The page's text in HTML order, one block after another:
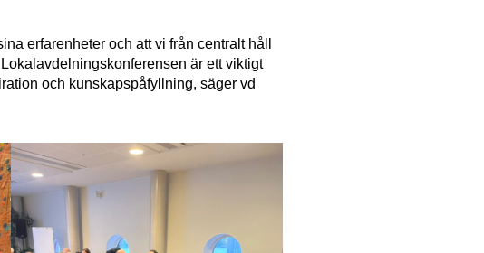
erfarenheter och att vi från centralt håll
är ett viktigt
och kunskapspåfyllning, säger vd